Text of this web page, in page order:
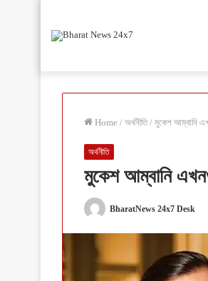
Home / অর্থনীতি / মুকেশ আম্বানি
অর্থনীতি
মুকেশ আম্বানি
BharatNews 24x7 Desk